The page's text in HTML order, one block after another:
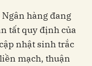
hàng đang
tất quy định của
nhật sinh trắc
mạch, thuận